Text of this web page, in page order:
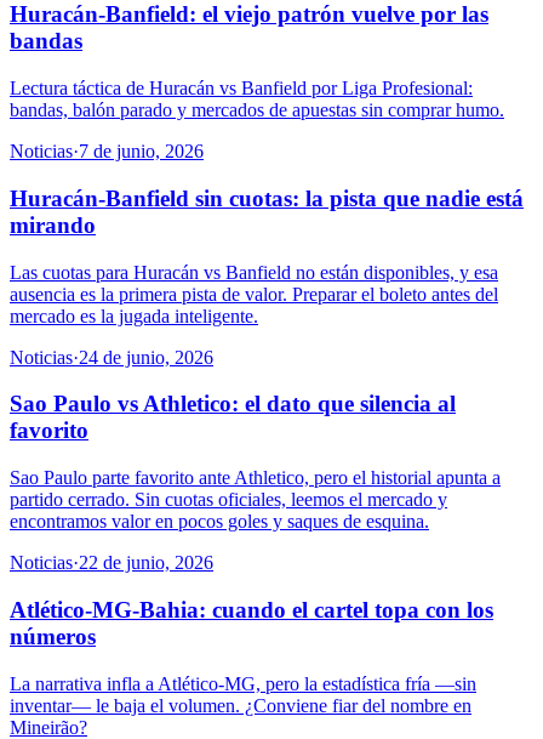
Huracán-Banfield: el viejo patrón vuelve por las
bandas
Lectura táctica de Huracán vs Banfield por Liga Profesional:
bandas, balón parado y mercados de apuestas sin comprar humo.
Noticias·7 de junio, 2026
Huracán-Banfield sin cuotas: la pista que nadie está
mirando
Las cuotas para Huracán vs Banfield no están disponibles, y esa
ausencia es la primera pista de valor. Preparar el boleto antes del
mercado es la jugada inteligente.
Noticias·24 de junio, 2026
Sao Paulo vs Athletico: el dato que silencia al
favorito
Sao Paulo parte favorito ante Athletico, pero el historial apunta a
partido cerrado. Sin cuotas oficiales, leemos el mercado y
encontramos valor en pocos goles y saques de esquina.
Noticias·22 de junio, 2026
Atlético-MG-Bahia: cuando el cartel topa con los
números
La narrativa infla a Atlético-MG, pero la estadística fría —sin
inventar— le baja el volumen. ¿Conviene fiar del nombre en
Mineirão?